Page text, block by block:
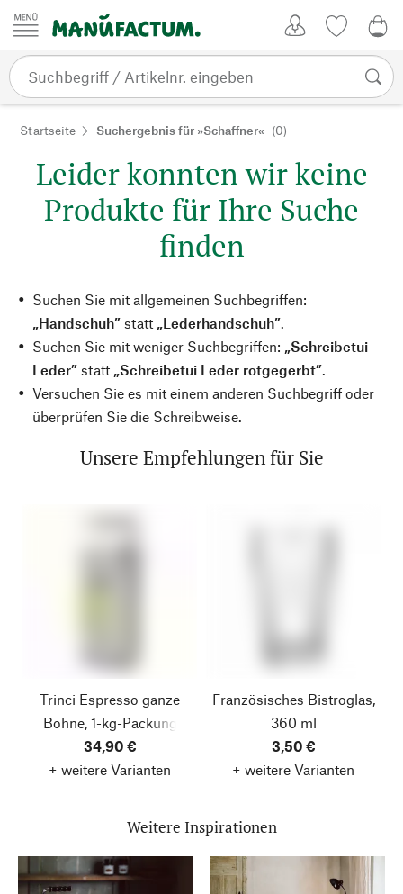
Zum Inhalt springen
Startseite Suchergebnis für »Schaffner« (0)
Leider konnten wir keine
Produkte für Ihre Suche
finden
Suchen Sie mit allgemeinen Suchbegriffen:
„Handschuh” statt „Lederhandschuh”.
Suchen Sie mit weniger Suchbegriffen: „Schreibetui
Leder” statt „Schreibetui Leder rotgegerbt”.
Versuchen Sie es mit einem anderen Suchbegriff oder
überprüfen Sie die Schreibweise.
Unsere Empfehlungen für Sie
Trinci Espresso ganze
Bohne, 1-kg-Packung
34,90 €
+ weitere Varianten
Französisches Bistroglas,
360 ml
3,50 €
+ weitere Varianten
Weitere Inspirationen